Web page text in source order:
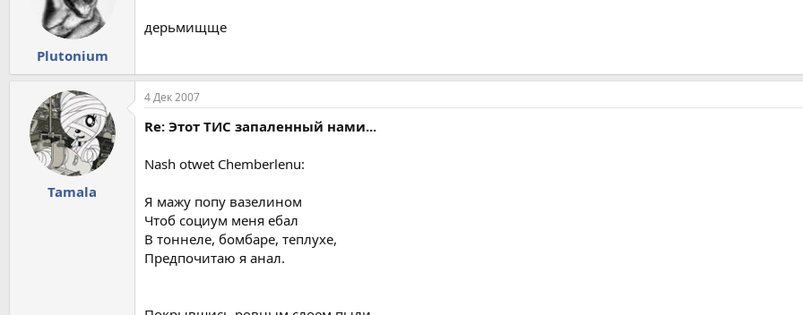
Этот тис, запаленный мной.
Один лишь способ есть нам справиться с судьбой,
Один лишь только путь к секретам ДэШесть -
Этот тис, запаленный нами,
Этот тис, запаленный мной.
Plutonium
дерьмищще
Tamala
4 Дек 2007
Re: Этот ТИС запаленный нами...
Nash otwet Chemberlenu:
Я мажу попу вазелином
Чтоб социум меня ебал
В тоннеле, бомбаре, теплухе,
Предпочитаю я анал.